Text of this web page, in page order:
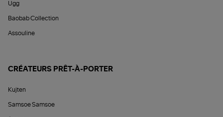
Ugg
Baobab Collection
Assouline
CRÉATEURS PRÊT-À-PORTER
Kujten
Samsoe Samsoe